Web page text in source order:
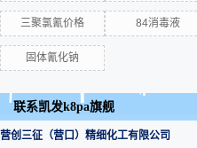
三聚氯氰价格 84消毒液
固体氰化钠
联系凯发k8pa旗舰
营创三征（营口）精细化工有限公司